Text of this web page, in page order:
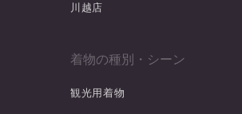
川越店
着物の種別・シーン
観光用着物